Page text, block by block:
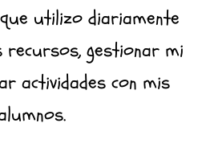
utilizo diariamente
gestionar mi
actividades con mis